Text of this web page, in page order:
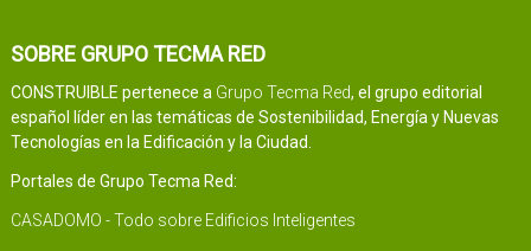
SOBRE GRUPO TECMA RED
CONSTRUIBLE pertenece a Grupo Tecma Red, el grupo editorial
español líder en las temáticas de Sostenibilidad, Energía y Nuevas
Tecnologías en la Edificación y la Ciudad.
Portales de Grupo Tecma Red:
CASADOMO - Todo sobre Edificios Inteligentes